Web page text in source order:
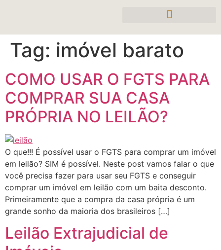
Tag: imóvel barato
COMO USAR O FGTS PARA
COMPRAR SUA CASA
PRÓPRIA NO LEILÃO?
O que!!! É possível usar o FGTS para comprar um imóvel
em leilão? SIM é possível. Neste post vamos falar o que
você precisa fazer para usar seu FGTS e conseguir
comprar um imóvel em leilão com um baita desconto.
Primeiramente que a compra da casa própria é um
grande sonho da maioria dos brasileiros […]
Leilão Extrajudicial de